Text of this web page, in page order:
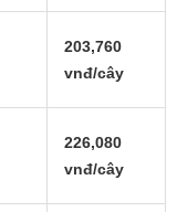
203,760
vnđ/cây
226,080
vnđ/cây